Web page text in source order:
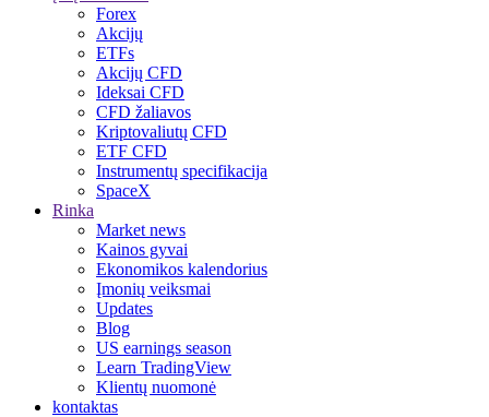
Forex
Akcijų
ETFs
Akcijų CFD
Ideksai CFD
CFD žaliavos
Kriptovaliutų CFD
ETF CFD
Instrumentų specifikacija
SpaceX
Rinka
Market news
Kainos gyvai
Ekonomikos kalendorius
Įmonių veiksmai
Updates
Blog
US earnings season
Learn TradingView
Klientų nuomonė
kontaktas